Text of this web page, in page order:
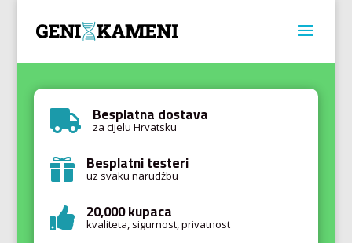
 Besplatna dostava
za cijelu Hrvatsku
 Besplatni testeri
uz svaku narudžbu
 20,000 kupaca
kvaliteta, sigurnost, privatnost